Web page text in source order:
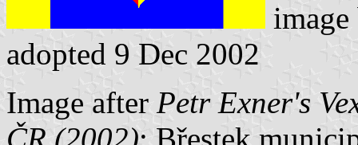
adopted 9 Dec 2002
Image after Petr Exner's